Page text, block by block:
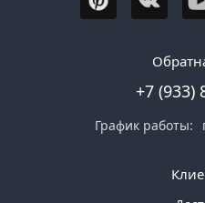
+7 (933)
График работы: